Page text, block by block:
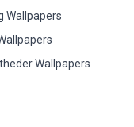
Wallpapers
Wallpapers